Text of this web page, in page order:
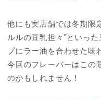
他にも実店舗では冬期限
ルルの豆乳担々”といっ
プにラー油を合わせた味
今回のフレーバーはこの
のかもしれません！